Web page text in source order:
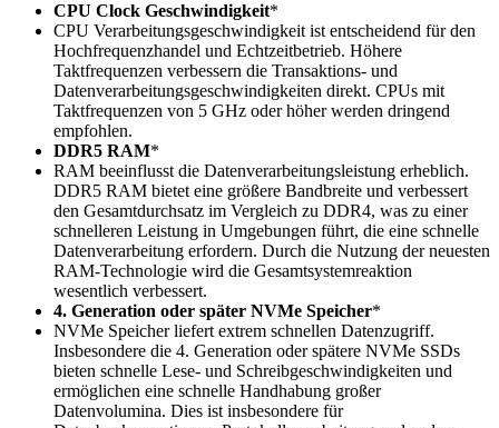
CPU Clock Geschwindigkeit*
CPU Verarbeitungsgeschwindigkeit ist entscheidend für den
Hochfrequenzhandel und Echtzeitbetrieb. Höhere
Taktfrequenzen verbessern die Transaktions- und
Datenverarbeitungsgeschwindigkeiten direkt. CPUs mit
Taktfrequenzen von 5 GHz oder höher werden dringend
empfohlen.
DDR5 RAM*
RAM beeinflusst die Datenverarbeitungsleistung erheblich.
DDR5 RAM bietet eine größere Bandbreite und verbessert
den Gesamtdurchsatz im Vergleich zu DDR4, was zu einer
schnelleren Leistung in Umgebungen führt, die eine schnelle
Datenverarbeitung erfordern. Durch die Nutzung der neuesten
RAM-Technologie wird die Gesamtsystemreaktion
wesentlich verbessert.
4. Generation oder später NVMe Speicher*
NVMe Speicher liefert extrem schnellen Datenzugriff.
Insbesondere die 4. Generation oder spätere NVMe SSDs
bieten schnelle Lese- und Schreibgeschwindigkeiten und
ermöglichen eine schnelle Handhabung großer
Datenvolumina. Dies ist insbesondere für